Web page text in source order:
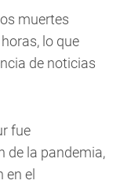
muertes
lo que
de noticias
fue
de la pandemia,
el